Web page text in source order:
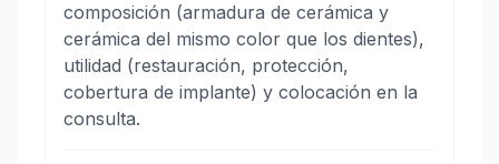
composición (armadura de cerámica y
cerámica del mismo color que los dientes),
utilidad (restauración, protección,
cobertura de implante) y colocación en la
consulta.